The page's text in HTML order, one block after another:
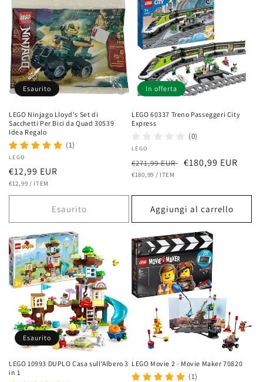
Esaurito
LEGO Ninjago Lloyd's Set di
Sacchetti Per Bici da Quad 30539
Idea Regalo
(1)
Fornitore:
LEGO
Prezzo
di
listino
€12,99 EUR
PREZZO
€12,99 / PER
ITEM
Esaurito
In offerta
LEGO 60337 Treno Passeggeri City
Express
(0)
Fornitore:
LEGO
Prezzo
di
€271,99 EUR Prezzo
€180,99 EUR
PREZZO
€180,99 / PER
ITEM
Aggiungi al carrello
Esaurito
LEGO 10993 DUPLO Casa sull’Albero 3
in 1
LEGO Movie 2 - Movie Maker 70820
(1)